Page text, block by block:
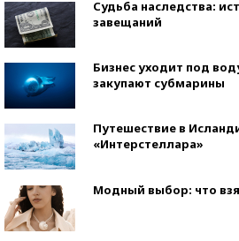
Судьба наследства:
завещаний
Бизнес уходит под
закупают субмарины
Путешествие в
«Интерстеллара»
Модный выбор: что